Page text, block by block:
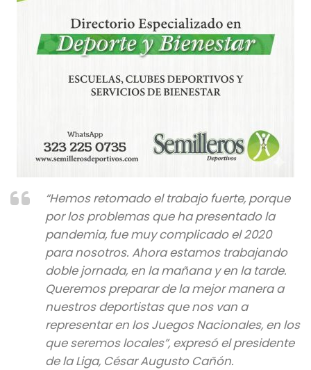
“Hemos retomado el trabajo fuerte, porque
por los problemas que ha presentado la
pandemia, fue muy complicado el 2020
para nosotros. Ahora estamos trabajando
doble jornada, en la mañana y en la tarde.
Queremos preparar de la mejor manera a
nuestros deportistas que nos van a
representar en los Juegos Nacionales, en los
que seremos locales”, expresó el presidente
de la Liga, César Augusto Cañón.